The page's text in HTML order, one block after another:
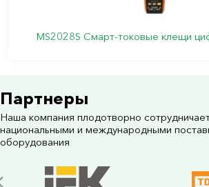
MS2028S Смарт-токовые клещи
Партнеры
Наша компания плодотворно
национальными и международными
оборудования